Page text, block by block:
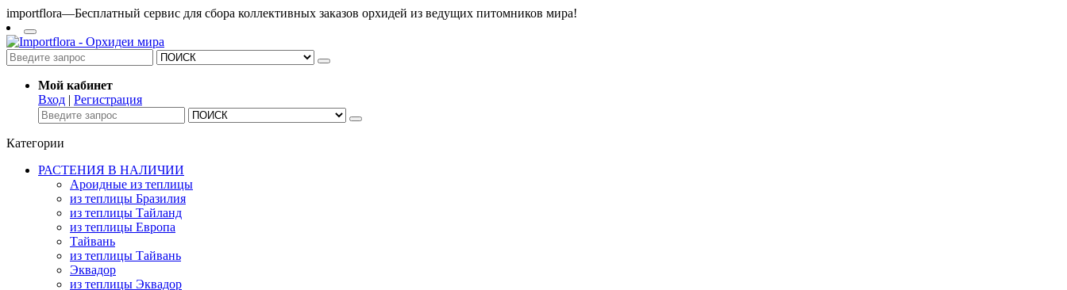
importflora—Бесплатный сервис для сбора коллективных заказов орхидей из ведущих питомников мира!
Мой кабинет
Вход | Регистрация
Категории
РАСТЕНИЯ В НАЛИЧИИ
Ароидные из теплицы
из теплицы Бразилия
из теплицы Тайланд
из теплицы Европа
Тайвань
из теплицы Тайвань
Эквадор
из теплицы Эквадор